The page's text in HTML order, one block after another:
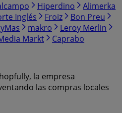
Hiperdino
Alimerka
Inglés Froiz
Bon Preu
makro
Leroy Merlin
Markt Caprabo
la empresa
las compras locales